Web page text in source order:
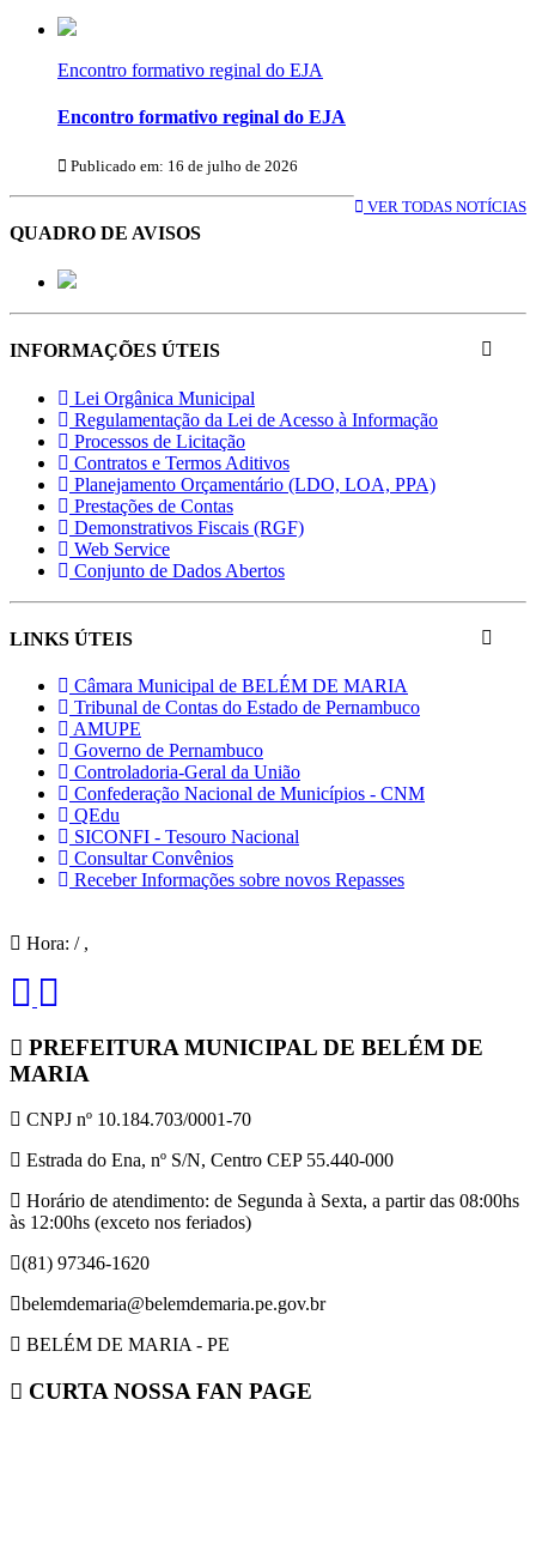
Encontro formativo reginal do EJA
Encontro formativo reginal do EJA
Publicado em: 16 de julho de 2026
VER TODAS NOTÍCIAS
QUADRO DE AVISOS
INFORMAÇÕES ÚTEIS
Lei Orgânica Municipal
Regulamentação da Lei de Acesso à Informação
Processos de Licitação
Contratos e Termos Aditivos
Planejamento Orçamentário (LDO, LOA, PPA)
Prestações de Contas
Demonstrativos Fiscais (RGF)
Web Service
Conjunto de Dados Abertos
LINKS ÚTEIS
Câmara Municipal de BELÉM DE MARIA
Tribunal de Contas do Estado de Pernambuco
AMUPE
Governo de Pernambuco
Controladoria-Geral da União
Confederação Nacional de Municípios - CNM
QEdu
SICONFI - Tesouro Nacional
Consultar Convênios
Receber Informações sobre novos Repasses
Hora: / ,
PREFEITURA MUNICIPAL DE BELÉM DE
MARIA
CNPJ nº 10.184.703/0001-70
Estrada do Ena, nº S/N, Centro CEP 55.440-000
Horário de atendimento: de Segunda à Sexta, a partir das 08:00hs
às 12:00hs (exceto nos feriados)
(81) 97346-1620
belemdemaria@belemdemaria.pe.gov.br
BELÉM DE MARIA - PE
CURTA NOSSA FAN PAGE